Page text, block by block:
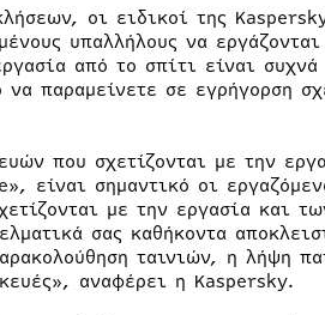
οι ειδικοί της
υπαλλήλους να
από το σπίτι είναι
παραμείνετε σε εγρήγορση
που σχετίζονται με την
είναι σημαντικό οι
με την εργασία και
σας καθήκοντα
ταινιών, η λήψη
αναφέρει η Kaspersky.